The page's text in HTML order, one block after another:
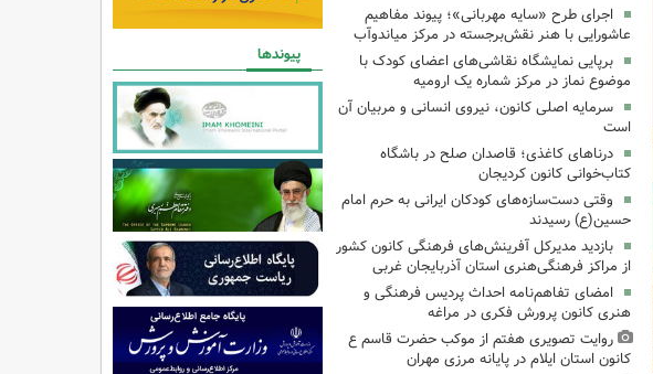
اجرای طرح «سایه مهربانی»؛ پیوند مفاهیم
عاشورایی با هنر نقش‌برجسته در مرکز میاندوآب
برپایی نمایشگاه نقاشی‌های اعضای کودک با
موضوع نماز در مرکز شماره یک ارومیه
سرمایه اصلی کانون، نیروی انسانی و مربیان آن
است
درناهای کاغذی؛ قاصدان صلح در باشگاه
کتاب‌خوانی کانون کردیجان
وقتی دست‌سازه‌های کودکان ایرانی به حرم امام
حسین(ع) رسیدند
بازدید مدیرکل آفرینش‌های فرهنگی کانون کشور
از مراکز فرهنگی‌هنری استان آذربایجان غربی
امضای تفاهم‌نامه احداث پردیس فرهنگی و
هنری کانون پرورش فکری در مراغه
روایت تصویری هفتم از موکب حضرت قاسم ع
کانون استان ایلام در پایانه مرزی مهران
پیوندها